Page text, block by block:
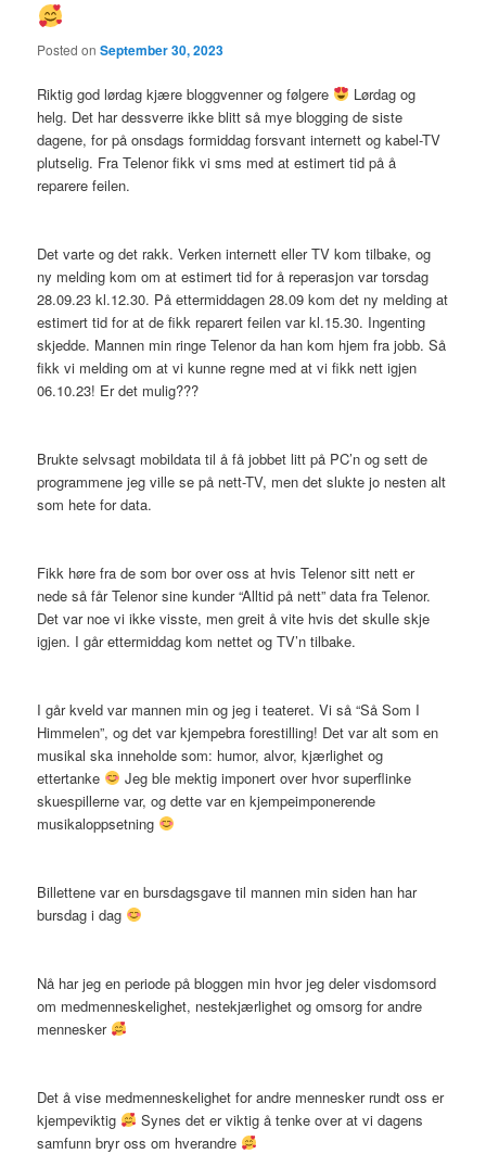
Posted onSeptember 30, 2023
Riktig god lørdag kjære bloggvenner og følgere
Lørdag og
helg. Det har dessverre ikke blitt så mye blogging de siste
dagene, for på onsdags formiddag forsvant internett og kabel-TV
plutselig. Fra Telenor fikk vi sms med at estimert tid på å
reparere feilen.
Det varte og det rakk. Verken internett eller TV kom tilbake, og
ny melding kom om at estimert tid for å reperasjon var torsdag
28.09.23 kl.12.30. På ettermiddagen 28.09 kom det ny melding at
estimert tid for at de fikk reparert feilen var kl.15.30. Ingenting
skjedde. Mannen min ringe Telenor da han kom hjem fra jobb. Så
fikk vi melding om at vi kunne regne med at vi fikk nett igjen
06.10.23! Er det mulig???
Brukte selvsagt mobildata til å få jobbet litt på PC’n og sett de
programmene jeg ville se på nett-TV, men det slukte jo nesten alt
som hete for data.
Fikk høre fra de som bor over oss at hvis Telenor sitt nett er
nede så får Telenor sine kunder “Alltid på nett” data fra Telenor.
Det var noe vi ikke visste, men greit å vite hvis det skulle skje
igjen. I går ettermiddag kom nettet og TV’n tilbake.
I går kveld var mannen min og jeg i teateret. Vi så “Så Som I
Himmelen”, og det var kjempebra forestilling! Det var alt som en
musikal ska inneholde som: humor, alvor, kjærlighet og
ettertanke
Jeg ble mektig imponert over hvor superflinke
skuespillerne var, og dette var en kjempeimponerende
musikaloppsetning
Billettene var en bursdagsgave til mannen min siden han har
bursdag i dag
Nå har jeg en periode på bloggen min hvor jeg deler visdomsord
om medmenneskelighet, nestekjærlighet og omsorg for andre
mennesker
Det å vise medmenneskelighet for andre mennesker rundt oss er
kjempeviktig
Synes det er viktig å tenke over at vi dagens
samfunn bryr oss om hverandre